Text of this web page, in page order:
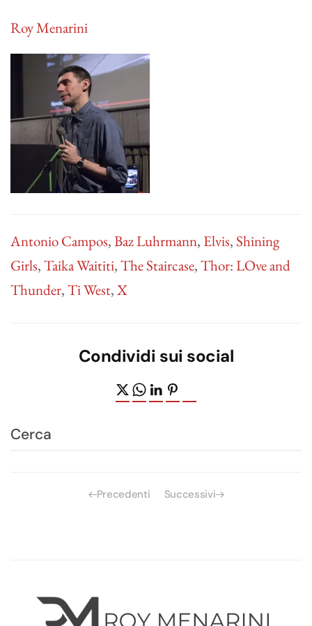
Roy Menarini
Antonio Campos,Baz Luhrmann, Elvis,Shining
Girls,Taika Waititi,The Staircase,Thor: LOve and
Thunder,Ti West,X
Condividi sui social
Precedenti Successivi